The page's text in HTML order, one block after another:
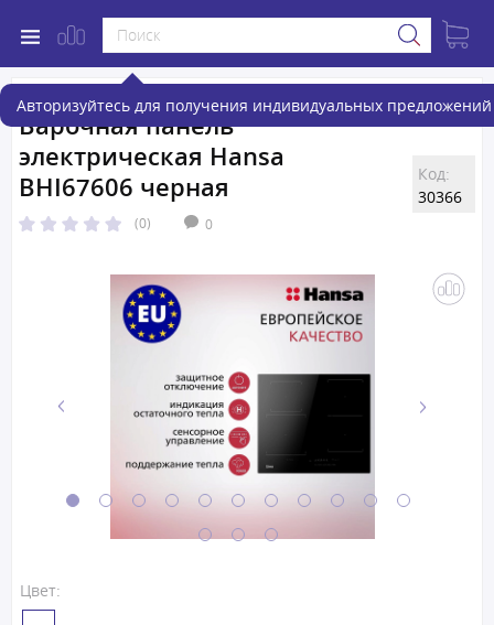
Авторизуйтесь для получения индивидуальных предложений
Варочная панель
электрическая Hansa
BHI67606 черная
(0) 0
Код:
30366
Цвет: